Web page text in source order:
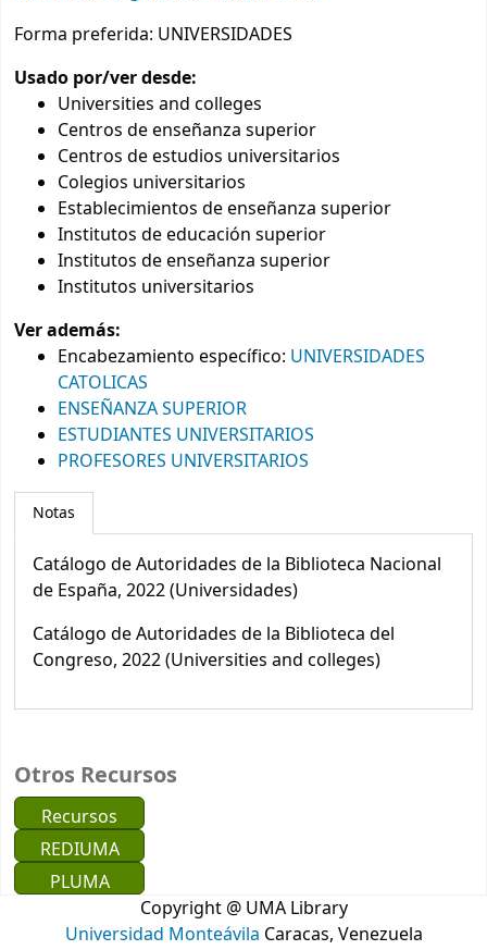
Otros Recursos
Recursos
REDIUMA
PLUMA
Forma preferida: UNIVERSIDADES
Usado por/ver desde:
Universities and colleges
Centros de enseñanza superior
Centros de estudios universitarios
Colegios universitarios
Establecimientos de enseñanza superior
Institutos de educación superior
Institutos de enseñanza superior
Institutos universitarios
Ver además:
Encabezamiento específico: UNIVERSIDADES
CATOLICAS
ENSEÑANZA SUPERIOR
ESTUDIANTES UNIVERSITARIOS
PROFESORES UNIVERSITARIOS
Notas
Catálogo de Autoridades de la Biblioteca Nacional
de España, 2022 (Universidades)
Catálogo de Autoridades de la Biblioteca del
Congreso, 2022 (Universities and colleges)
Copyright @ UMA Library
Universidad Monteávila Caracas, Venezuela